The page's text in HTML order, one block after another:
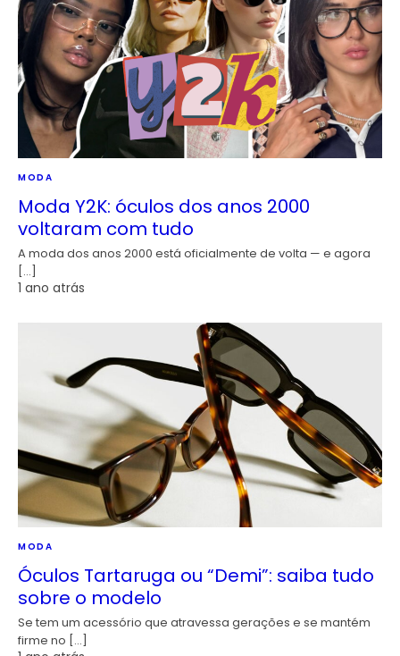
MODA
Moda Y2K: óculos dos anos 2000
voltaram com tudo
A moda dos anos 2000 está oficialmente de volta — e agora
[…]
1 ano atrás
MODA
Óculos Tartaruga ou “Demi”: saiba tudo
sobre o modelo
Se tem um acessório que atravessa gerações e se mantém
firme no […]